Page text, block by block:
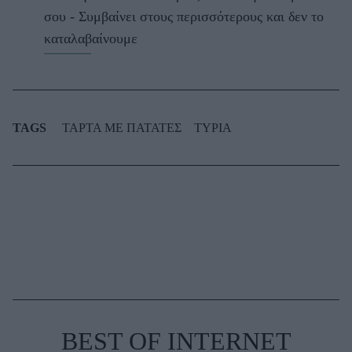
σου - Συμβαίνει στους περισσότερους και δεν το
καταλαβαίνουμε
TAGS ΤΑΡΤΑ ΜΕ ΠΑΤΑΤΕΣ ΤΥΡΙΑ
BEST OF INTERNET